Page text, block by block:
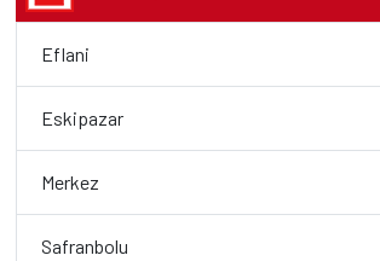
Eflani
Eskipazar
Merkez
Safranbolu